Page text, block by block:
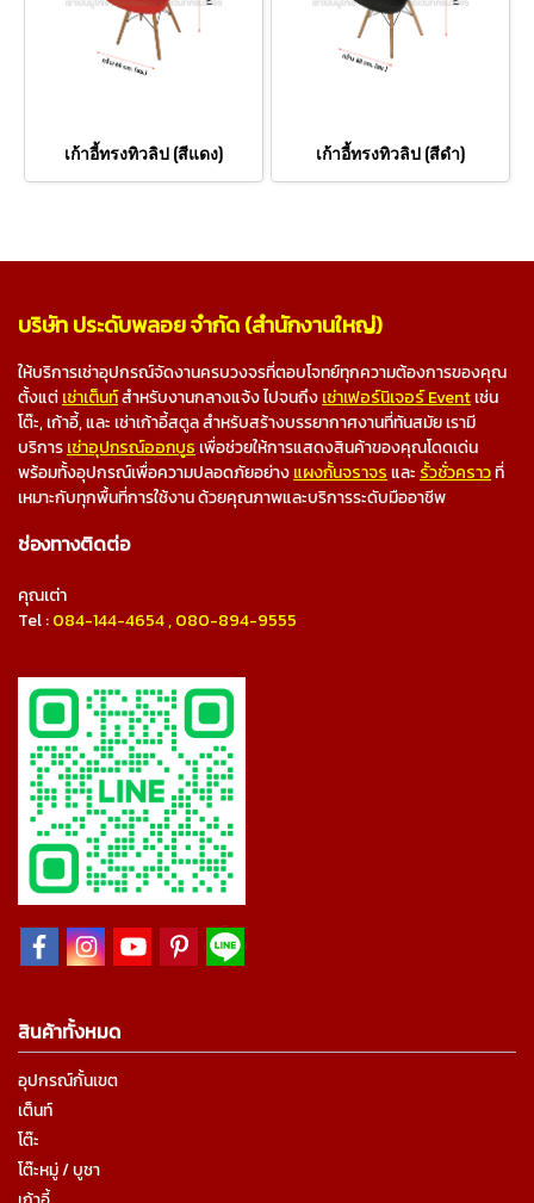
เก้าอี้ทรงทิวลิป (สีแดง) เก้าอี้ทรงทิวลิป (สีดำ)
บริษัท ประดับพลอย จำกัด (สำนักงานใหญ่)
ให้บริการเช่าอุปกรณ์จัดงานครบวงจรที่ตอบโจทย์ทุกความต้องการของคุณ
ตั้งแต่เช่าเต็นท์สำหรับงานกลางแจ้ง ไปจนถึงเช่าเฟอร์นิเจอร์ Eventเช่น
โต๊ะ, เก้าอี้, และ เช่าเก้าอี้สตูล สำหรับสร้างบรรยากาศงานที่ทันสมัย เรามี
บริการเช่าอุปกรณ์ออกบูธเพื่อช่วยให้การแสดงสินค้าของคุณโดดเด่น
พร้อมทั้งอุปกรณ์เพื่อความปลอดภัยอย่างแผงกั้นจราจรและรั้วชั่วคราวที่
เหมาะกับทุกพื้นที่การใช้งาน ด้วยคุณภาพและบริการระดับมืออาชีพ
ช่องทางติดต่อ
คุณเต่า
Tel :084-144-4654,080-894-9555
สินค้าทั้งหมด
อุปกรณ์กั้นเขต
เต็นท์
โต๊ะ
โต๊ะหมู่ / บูชา